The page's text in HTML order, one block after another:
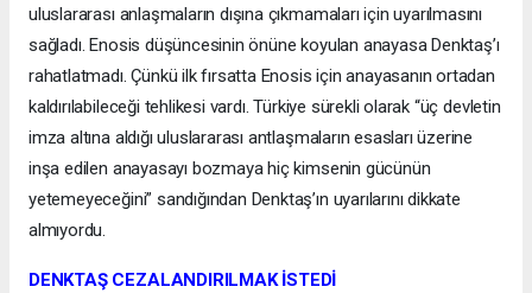
uluslararası anlaşmaların dışına çıkmamaları için uyarılmasını
sağladı. Enosis düşüncesinin önüne koyulan anayasa Denktaş’ı
rahatlatmadı. Çünkü ilk fırsatta Enosis için anayasanın ortadan
kaldırılabileceği tehlikesi vardı. Türkiye sürekli olarak “üç devletin
imza altına aldığı uluslararası antlaşmaların esasları üzerine
inşa edilen anayasayı bozmaya hiç kimsenin gücünün
yetemeyeceğini” sandığından Denktaş’ın uyarılarını dikkate
almıyordu.
DENKTAŞ CEZALANDIRILMAK İSTEDİ